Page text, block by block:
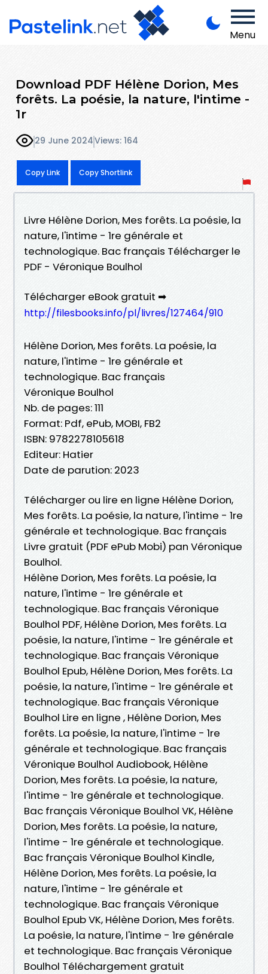
Menu
Download PDF Hélène Dorion, Mes
forêts. La poésie, la nature, l'intime -
1r
29 June 2024Views: 164
Copy Link Copy Shortlink
Livre Hélène Dorion, Mes forêts. La poésie, la
nature, l'intime - 1re générale et
technologique. Bac français Télécharger le
PDF - Véronique Boulhol
Télécharger eBook gratuit ➡
http://filesbooks.info/pl/livres/127464/910
Hélène Dorion, Mes forêts. La poésie, la
nature, l'intime - 1re générale et
technologique. Bac français
Véronique Boulhol
Nb. de pages: 111
Format: Pdf, ePub, MOBI, FB2
ISBN: 9782278105618
Editeur: Hatier
Date de parution: 2023
Télécharger ou lire en ligne Hélène Dorion,
Mes forêts. La poésie, la nature, l'intime - 1re
générale et technologique. Bac français
Livre gratuit (PDF ePub Mobi) pan Véronique
Boulhol.
Hélène Dorion, Mes forêts. La poésie, la
nature, l'intime - 1re générale et
technologique. Bac français Véronique
Boulhol PDF, Hélène Dorion, Mes forêts. La
poésie, la nature, l'intime - 1re générale et
technologique. Bac français Véronique
Boulhol Epub, Hélène Dorion, Mes forêts. La
poésie, la nature, l'intime - 1re générale et
technologique. Bac français Véronique
Boulhol Lire en ligne , Hélène Dorion, Mes
forêts. La poésie, la nature, l'intime - 1re
générale et technologique. Bac français
Véronique Boulhol Audiobook, Hélène
Dorion, Mes forêts. La poésie, la nature,
l'intime - 1re générale et technologique.
Bac français Véronique Boulhol VK, Hélène
Dorion, Mes forêts. La poésie, la nature,
l'intime - 1re générale et technologique.
Bac français Véronique Boulhol Kindle,
Hélène Dorion, Mes forêts. La poésie, la
nature, l'intime - 1re générale et
technologique. Bac français Véronique
Boulhol Epub VK, Hélène Dorion, Mes forêts.
La poésie, la nature, l'intime - 1re générale
et technologique. Bac français Véronique
Boulhol Téléchargement gratuit